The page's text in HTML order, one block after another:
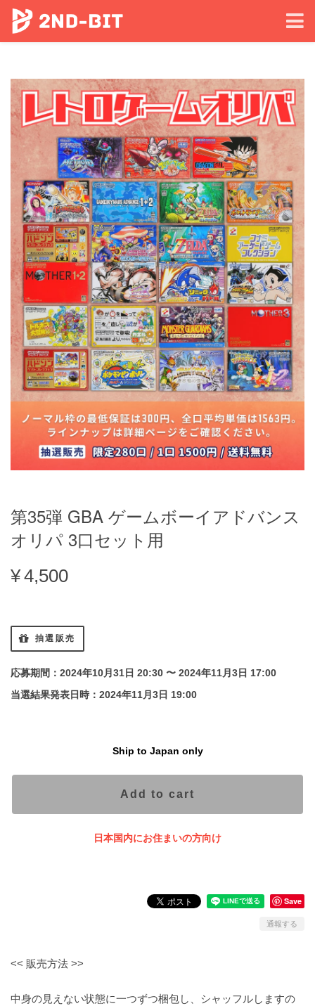
第35弾 GBA ゲームボーイアドバンス
オリパ 3口セット用
¥4,500
抽選販売
応募期間：2024年10月31日 20:30 〜 2024年11月3日 17:00
当選結果発表日時：2024年11月3日 19:00
Ship to Japan only
Add to cart
日本国内にお住まいの方向け
Save
通報する
<< 販売方法 >>
中身の見えない状態に一つずつ梱包し、シャッフルしますの